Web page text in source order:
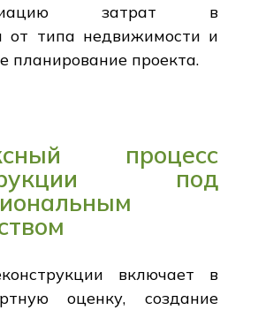
затрат в
от типа недвижимости и
планирование проекта.
процесс
под
включает в
оценку, создание